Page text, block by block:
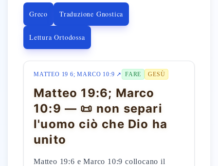
Greco Traduzione Gnostica
Lettura Ortodossa
MATTEO 19 6; MARCO 10:9 ↗ FARE GESÙ
Matteo 19:6; Marco
10:9 — 📜 non separi
l'uomo ciò che Dio ha
unito
Matteo 19:6 e Marco 10:9 collocano il